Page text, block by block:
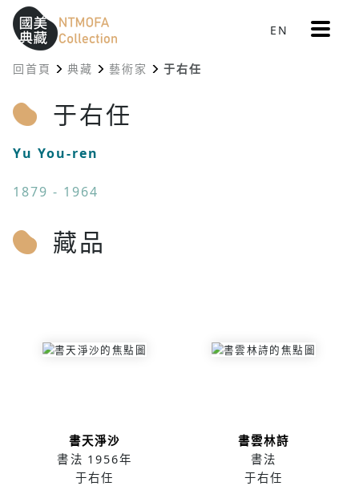
跳到中間主要內容區
網站導覽
::: EN 更
多
:::
回首頁 典藏 藝術家 于右任
于右任
Yu You-ren
1879 - 1964
藏品
書天淨沙
書法 1956年
于右任
書雲林詩
書法
于右任